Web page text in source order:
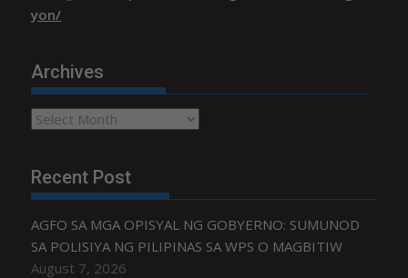
yon/
Archives
Archives
Recent Post
AGFO SA MGA OPISYAL NG GOBYERNO: SUMUNOD
SA POLISIYA NG PILIPINAS SA WPS O MAGBITIW
August 7, 2026